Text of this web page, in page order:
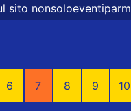
sono presenti
6 7 8 9 10